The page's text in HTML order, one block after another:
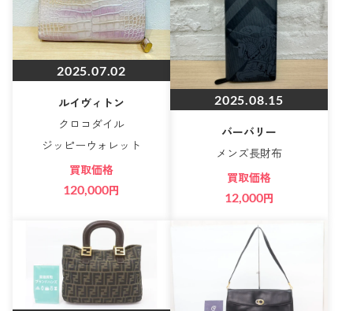
2025.07.02
ルイヴィトン
クロコダイル
ジッピーウォレット
買取価格
120,000円
2025.08.15
バーバリー
メンズ長財布
買取価格
12,000円